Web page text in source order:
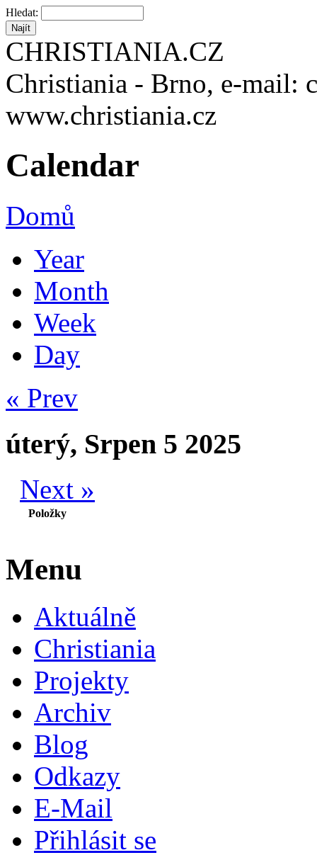
Hledat:
CHRISTIANIA.CZ
Christiania - Brno, e-mail:
www.christiania.cz
Calendar
Domů
Year
Month
Week
Day
« Prev
úterý, Srpen 5 2025
Next »
Položky
Menu
Aktuálně
Christiania
Projekty
Archiv
Blog
Odkazy
E-Mail
Přihlásit se